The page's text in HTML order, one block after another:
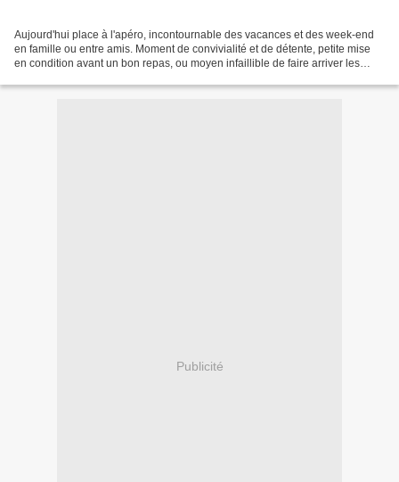
Aujourd'hui place à l'apéro, incontournable des vacances et des week-end
en famille ou entre amis. Moment de convivialité et de détente, petite mise
en condition avant un bon repas, ou moyen infaillible de faire arriver les
Publicité